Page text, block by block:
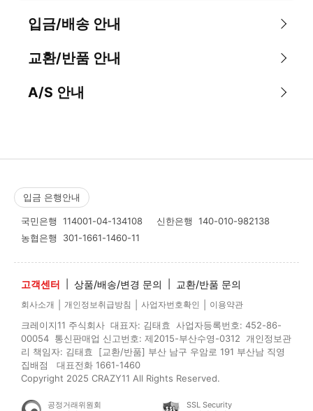
입금/배송 안내
교환/반품 안내
A/S 안내
입금 은행안내
국민은행 114001-04-134108 신한은행 140-010-982138
농협은행 301-1661-1460-11
고객센터 상품/배송/변경 문의 교환/반품 문의
회사소개 개인정보취급방침 사업자번호확인 이용약관
크레이지11 주식회사 대표자: 김태효 사업자등록번호: 452-86-
00054 통신판매업 신고번호: 제2015-부산수영-0312 개인정보관
리 책임자: 김태효 [교환/반품] 부산 남구 우암로 191 부산남 직영
집배점 대표전화 1661-1460
Copyright 2025 CRAZY11 All Rights Reserved.
공정거래위원회
SSL Security